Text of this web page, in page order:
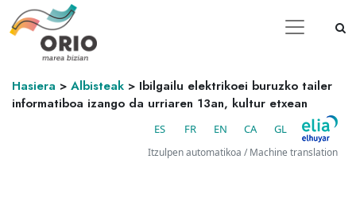
Hasiera > Albisteak > Ibilgailu elektrikoei buruzko tailer
informatiboa izango da urriaren 13an, kultur etxean
ES FR EN CA GL
Itzulpen automatikoa / Machine translation